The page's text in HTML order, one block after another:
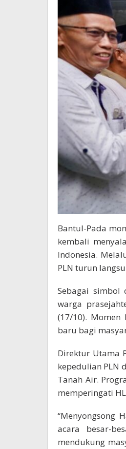
Bantul-Pada
kembali
Indonesia.
PLN turun
Sebagai
warga
(17/10).
baru bagi
Direktur Utama
kepedulian PLN
Tanah Air.
memperingati
“Menyongsong
acara besar-
mendukung